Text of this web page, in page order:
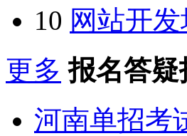
10 网站开
更多 报名答
河南单招考